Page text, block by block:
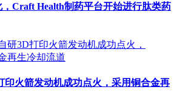
Craft Health制药平台开始进行肽类药
印火箭发动机成功点火，采用铜合金再